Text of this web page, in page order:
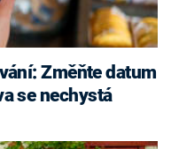
se nechystá